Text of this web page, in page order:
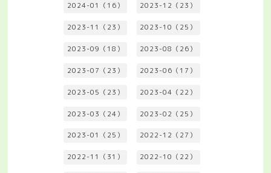
2024-01（16） 2023-12（23）
2023-11（23） 2023-10（25）
2023-09（18） 2023-08（26）
2023-07（23） 2023-06（17）
2023-05（23） 2023-04（22）
2023-03（24） 2023-02（25）
2023-01（25） 2022-12（27）
2022-11（31） 2022-10（22）